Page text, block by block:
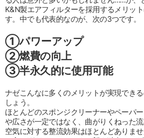
K&N製エアフィルターを採用するメリッ
す。中でも代表的なのが、次の3つです。
①パワーアップ
②燃費の向上
③半永久的に使用可能
ナゼこんなに多くのメリットが実現でき
しょう。
ほとんどのスポンジクリーナーやペーパ
や広さが一定ではなく、曲がりくねった
空気に対する整流効果はほとんどありませ